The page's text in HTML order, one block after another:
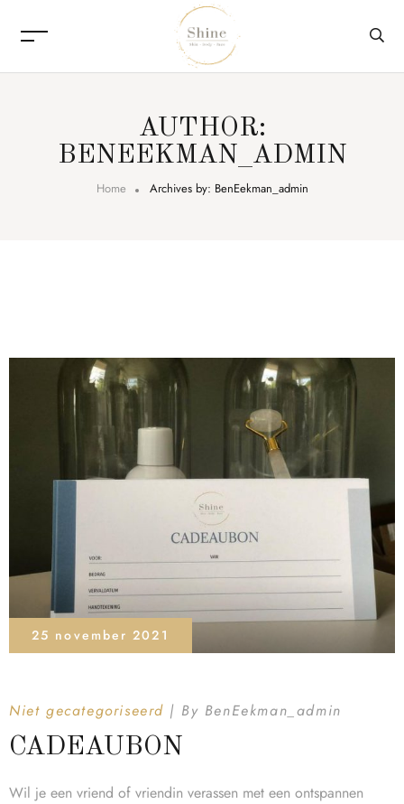
AUTHOR:
BENEEKMAN_ADMIN
Home Archives by: BenEekman_admin
25 november 2021
Niet gecategoriseerd By BenEekman_admin
CADEAUBON
Wil je een vriend of vriendin verassen met een ontspannen